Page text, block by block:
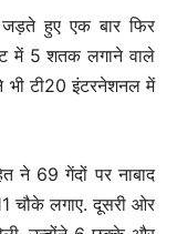
हुए एक बार फिर
में 5 शतक लगाने वाले
भी टी20 इंटरनेशनल में
ने 69 गेंदों पर नाबाद
चौके लगाए. दूसरी ओर